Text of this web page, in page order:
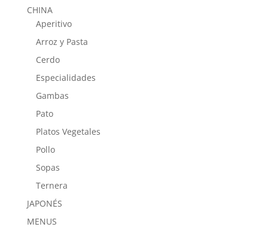
CHINA
Aperitivo
Arroz y Pasta
Cerdo
Especialidades
Gambas
Pato
Platos Vegetales
Pollo
Sopas
Ternera
JAPONÉS
MENUS